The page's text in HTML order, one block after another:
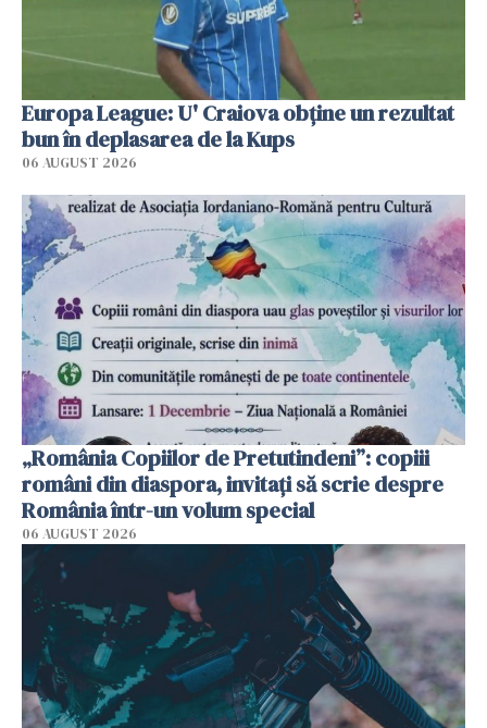
Europa League: U' Craiova obține un rezultat
bun în deplasarea de la Kups
06 AUGUST 2026
„România Copiilor de Pretutindeni”: copiii
români din diaspora, invitați să scrie despre
România într-un volum special
06 AUGUST 2026